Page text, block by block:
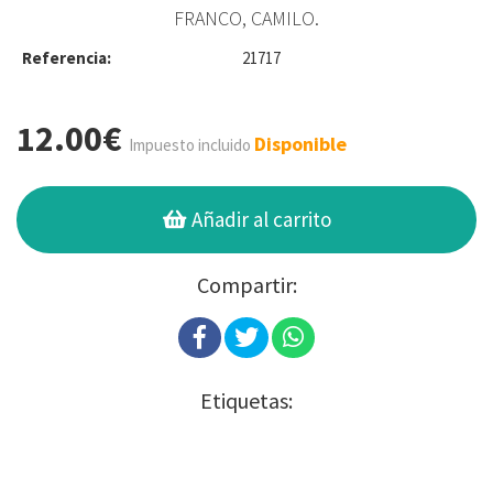
FRANCO, CAMILO.
Referencia: 21717
12.00€ Impuesto incluido Disponible
Añadir al carrito
Compartir:
Etiquetas: